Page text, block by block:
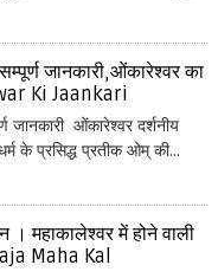
जानकारी,ओंकारेश्वर का
Ki Jaankari
जानकारी ओंकारेश्वर दर्शनीय
के प्रसिद्ध प्रतीक ओम् की...
। महाकालेश्वर में होने वाली
Maha Kal